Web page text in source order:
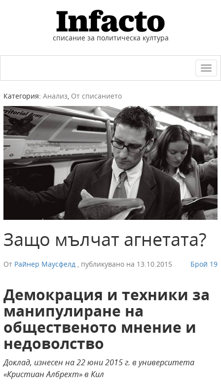
списание за политическа култура
Категория: Анализ, От списанието
Защо мълчат агнетата?
От Райнер Маусфелд , публикувано на 13.10.2015 Брой 19
Демокрация и техники за
манипулиране на
общественото мнение и
недоволство
Доклад, изнесен на 22 юни 2015 г. в университета
«Кристиан Албрехт» в Кил